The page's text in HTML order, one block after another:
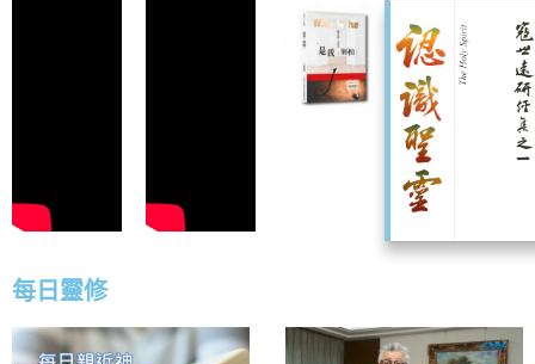
每日靈修